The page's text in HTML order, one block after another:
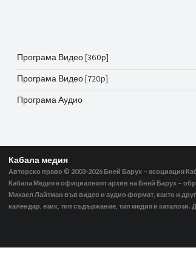
Програма Видео [360p]
Програма Видео [720p]
Програма Аудио
Кабала медия
Авторско право © 2003-2026 Бней Барух – асоциация
Кабала Медия е официалният архив на Бней Барух –
Михаел Лайтман във видео и аудио формат, както и
календар, език, тип съдържание, тип медия и каталози.